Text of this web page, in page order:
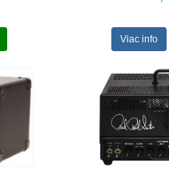
Viac info